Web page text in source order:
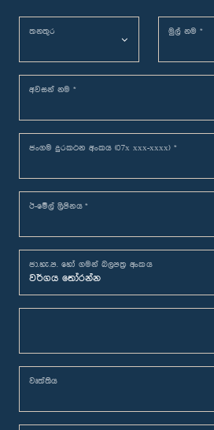
තනතුර මුල් නම *
අවසන් නම *
ජංගම දුරකථන අංකය (07x xxx-xxxx) *
ඊ-මේල් ලිපිනය *
ජා.හැ.ප. හෝ ගමන් බලපත්‍ර අංකය
වෘත්තිය